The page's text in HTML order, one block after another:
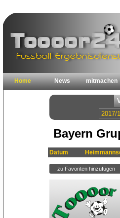
Home News mitmachen
Bayern
Datum